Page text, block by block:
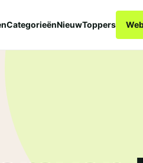
CategorieënNieuwToppers